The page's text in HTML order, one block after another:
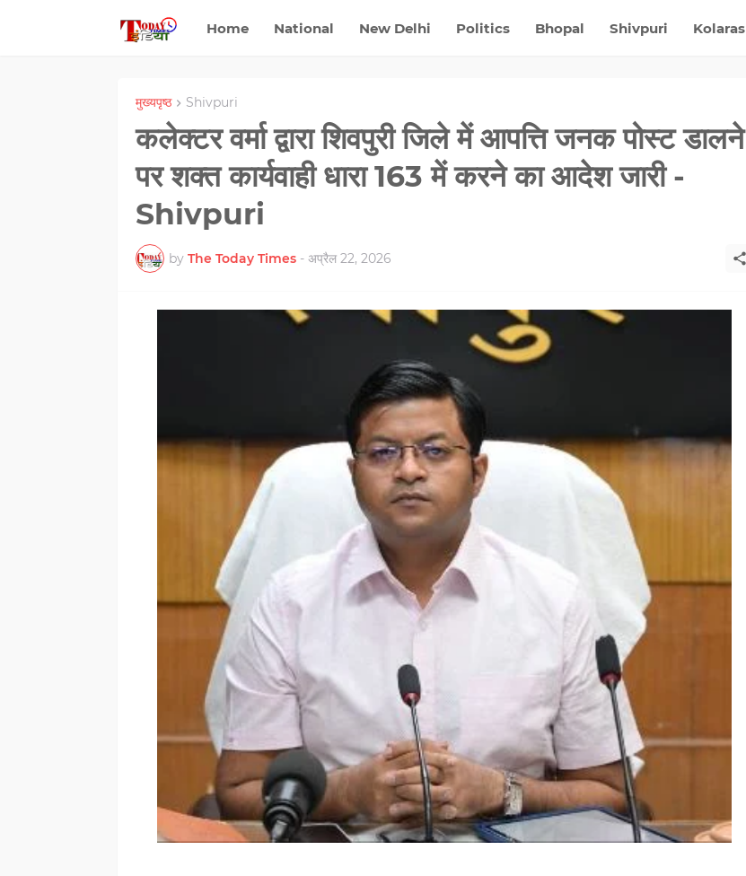
Home National New Delhi Politics Bhopal Shivpuri Kolaras
मुख्यपृष्ठ Shivpuri
कलेक्टर वर्मा द्वारा शिवपुरी जिले में आपत्ति जनक पोस्‍ट डालने
पर शक्‍त कार्यवाही धारा 163 में करने का आदेश जारी -
Shivpuri
by The Today Times - अप्रैल 22, 2026